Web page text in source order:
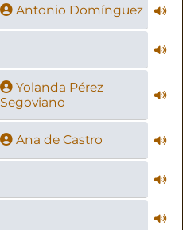
Antonio Domínguez
Yolanda Pérez
Segoviano
Ana de Castro